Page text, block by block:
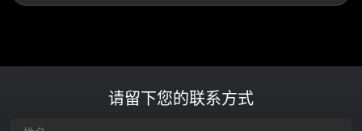
请留下您的联系方式